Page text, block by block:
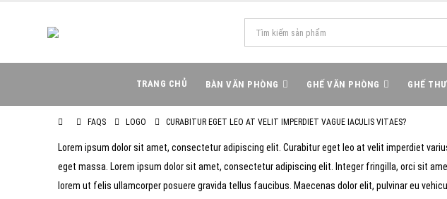
TRANG CHỦ BÀN VĂN PHÒNG GHẾ VĂN PHÒNG GHẾ
FAQS LOGO CURABITUR EGET LEO AT VELIT IMPERDIET VAGUE IACULIS VITAES?
Lorem ipsum dolor sit amet, consectetur adipiscing elit. Curabitur eget leo at velit imperdiet
eget massa. Lorem ipsum dolor sit amet, consectetur adipiscing elit. Integer fringilla, orci sit
lorem ut felis ullamcorper posuere gravida tellus faucibus. Maecenas dolor elit, pulvinar eu